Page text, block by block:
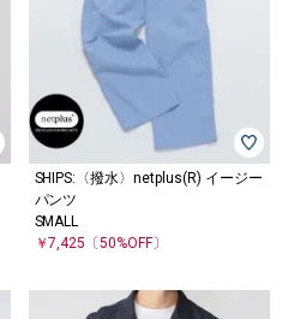
SHIPS:〈撥水〉netplus(R) イージー
パンツ
SMALL
￥7,425 〔50%OFF〕